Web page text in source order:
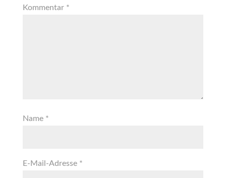
Kommentar *
Name *
E-Mail-Adresse *